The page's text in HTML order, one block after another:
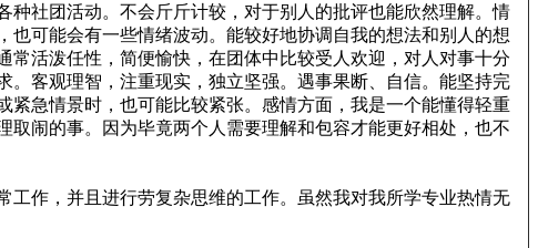
社团活动。不会斤斤计较，对于别人的批评也能欣然理解。情
可能会有一些情绪波动。能较好地协调自我的想法和别人的想
活泼任性，简便愉快，在团体中比较受人欢迎，对人对事十分
客观理智，注重现实，独立坚强。遇事果断、自信。能坚持完
急情景时，也可能比较紧张。感情方面，我是一个能懂得轻重
闹的事。因为毕竟两个人需要理解和包容才能更好相处，也不
作，并且进行劳复杂思维的工作。虽然我对我所学专业热情无